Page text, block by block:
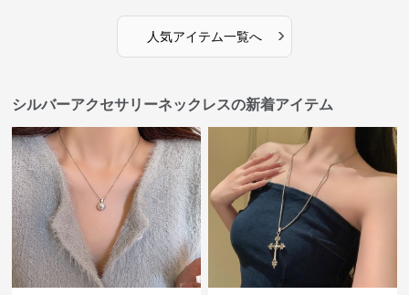
人気アイテム一覧へ ›
シルバーアクセサリーネックレスの新着アイテム